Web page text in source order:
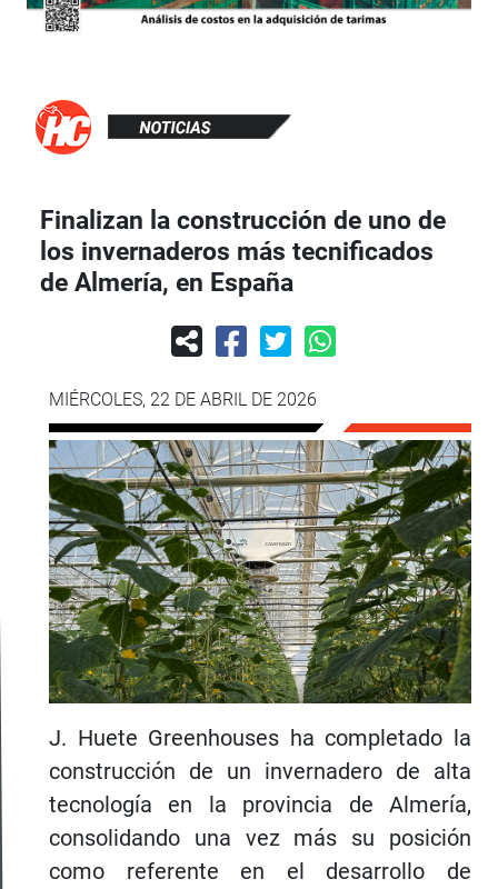
Finalizan la construcción de uno de
los invernaderos más tecnificados
de Almería, en España
MIÉRCOLES, 22 DE ABRIL DE 2026
J. Huete Greenhouses ha completado la
construcción de un invernadero de alta
tecnología en la provincia de Almería,
consolidando una vez más su posición
como referente en el desarrollo de